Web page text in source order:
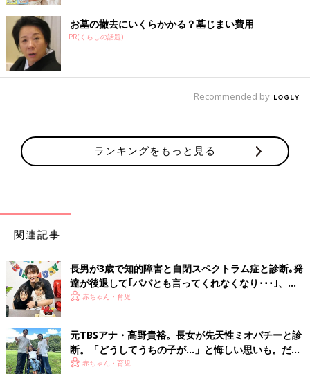
ませんが、まさに『塵も積もれば山となる』で、まとめると大き
な金額になってしまいます。
なかでも、読者の皆さんにとくに身近なのが『習い事・塾代』や
『お小遣い』ではないでしょうか。
まず習い事については、子どもが小さいうちは『あれもこれも』
一般的には、習い事にかける費用は家計の5〜10％以内が目安で
す。始めるときに『いつまで続けるか』『何を目標にするか』を
と考えてもいいのではないでしょうか。家庭ごとに考え方があり
私自身は、小学生は『学年×100円』、中学生は『学年×1000円』
（どちらも月額）を目安にする方法をおすすめしています。お手
伝いと連動させる方法では、計算が複雑になって親子ともに負担
になることもあるからです。お小遣い帳は、簡単でいいので、で
きるだけつけましょう。収支の計算を合わせるのが目的ではな
く、記録と振り返りを通して、金銭管理の基本を身につけること
お墓の撤去にいくらかかる？墓じまい費用
PR(くらしの話題)
Recommended by
ランキングをもっと見る
関連記事
長男が3歳で知的障害と自閉スペクトラム症と診断｡発
達が後退して｢パパとも言ってくれなくなり･･･｣、元
プロバスケ選手･岡田優介
赤ちゃん・育児
元TBSアナ・高野貴裕。長女が先天性ミオパチーと診
断。「どうしてうちの子が…」と悔しい思いも。だか
らこそ、娘との時間を全力で楽しみたい
赤ちゃん・育児